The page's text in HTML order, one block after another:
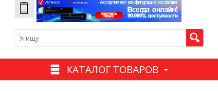
КАТАЛОГ ТОВАРОВ